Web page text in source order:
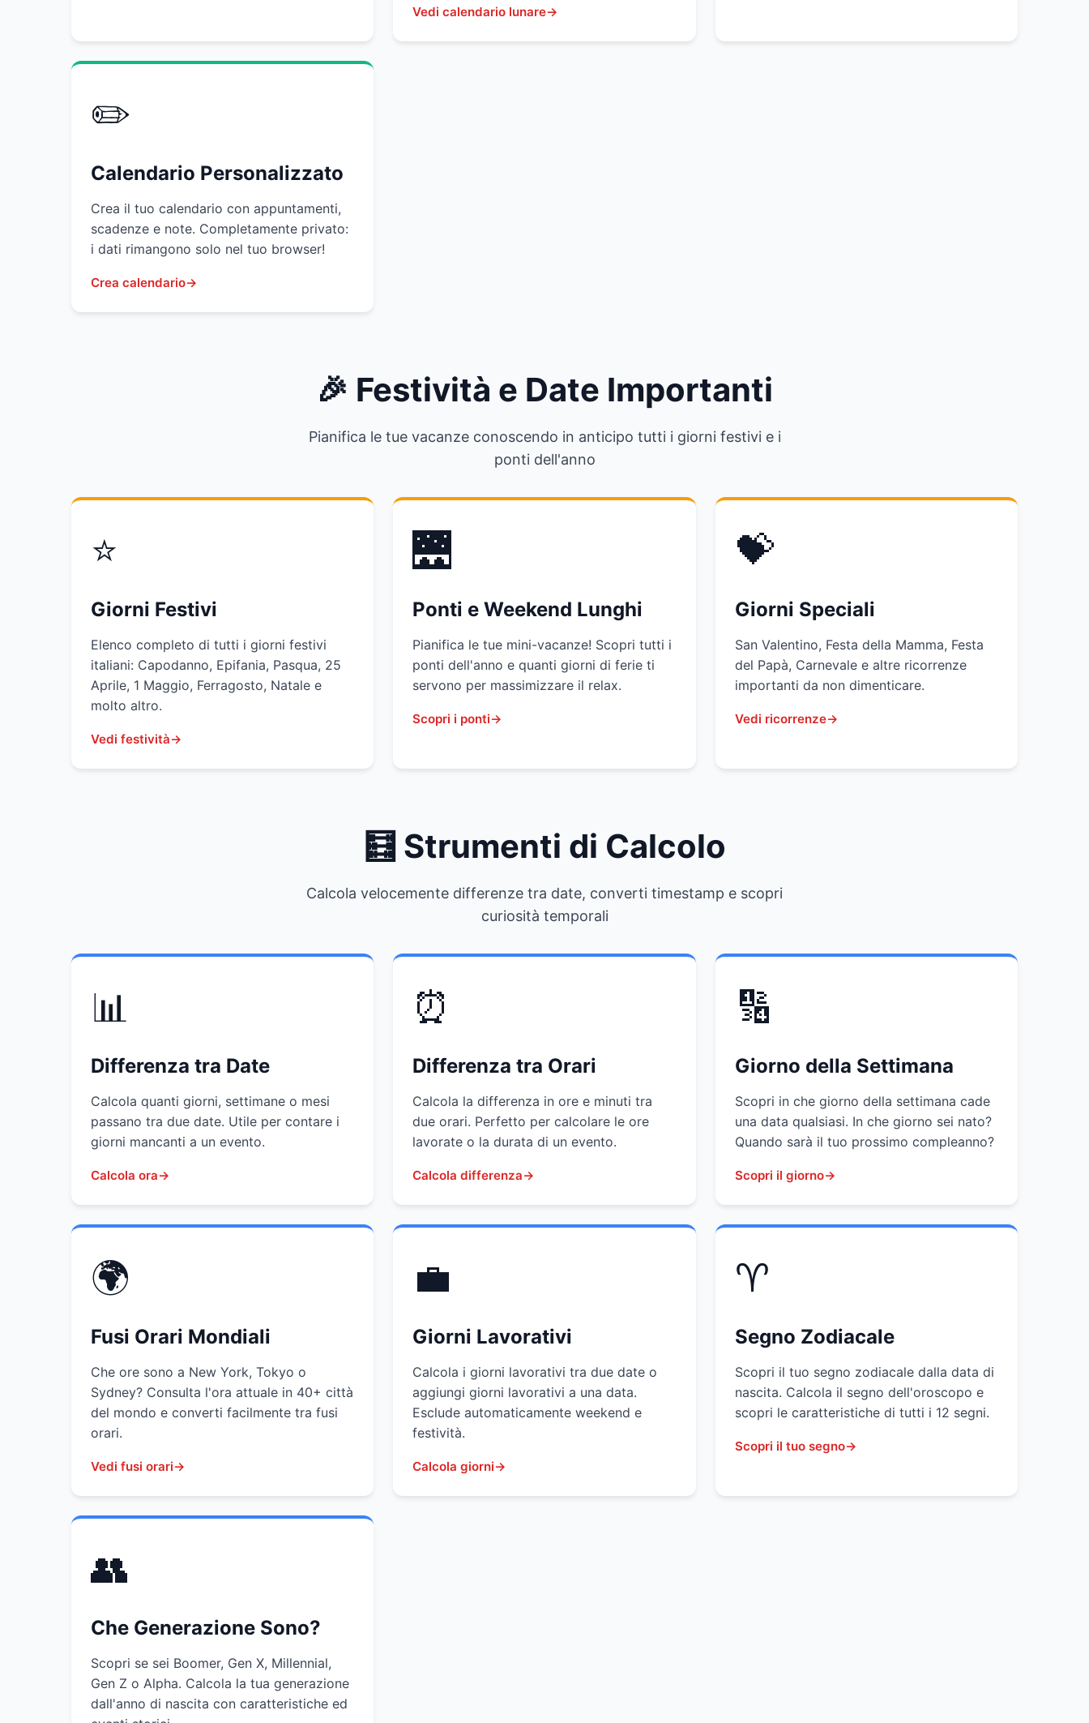
Vedi calendario lunare
✏️
Calendario Personalizzato
Crea il tuo calendario con appuntamenti,
scadenze e note. Completamente privato:
i dati rimangono solo nel tuo browser!
Crea calendario
🎉 Festività e Date Importanti
Pianifica le tue vacanze conoscendo in anticipo tutti i giorni festivi e i
ponti dell'anno
⭐
Giorni Festivi
Elenco completo di tutti i giorni festivi
italiani: Capodanno, Epifania, Pasqua, 25
Aprile, 1 Maggio, Ferragosto, Natale e
molto altro.
Vedi festività
🌉
Ponti e Weekend Lunghi
Pianifica le tue mini-vacanze! Scopri tutti i
ponti dell'anno e quanti giorni di ferie ti
servono per massimizzare il relax.
Scopri i ponti
💝
Giorni Speciali
San Valentino, Festa della Mamma, Festa
del Papà, Carnevale e altre ricorrenze
importanti da non dimenticare.
Vedi ricorrenze
🧮 Strumenti di Calcolo
Calcola velocemente differenze tra date, converti timestamp e scopri
curiosità temporali
📊
Differenza tra Date
Calcola quanti giorni, settimane o mesi
passano tra due date. Utile per contare i
giorni mancanti a un evento.
Calcola ora
⏰
Differenza tra Orari
Calcola la differenza in ore e minuti tra
due orari. Perfetto per calcolare le ore
lavorate o la durata di un evento.
Calcola differenza
🔢
Giorno della Settimana
Scopri in che giorno della settimana cade
una data qualsiasi. In che giorno sei nato?
Quando sarà il tuo prossimo compleanno?
Scopri il giorno
🌍
Fusi Orari Mondiali
Che ore sono a New York, Tokyo o
Sydney? Consulta l'ora attuale in 40+ città
del mondo e converti facilmente tra fusi
orari.
Vedi fusi orari
💼
Giorni Lavorativi
Calcola i giorni lavorativi tra due date o
aggiungi giorni lavorativi a una data.
Esclude automaticamente weekend e
festività.
Calcola giorni
♈
Segno Zodiacale
Scopri il tuo segno zodiacale dalla data di
nascita. Calcola il segno dell'oroscopo e
scopri le caratteristiche di tutti i 12 segni.
Scopri il tuo segno
👥
Che Generazione Sono?
Scopri se sei Boomer, Gen X, Millennial,
Gen Z o Alpha. Calcola la tua generazione
dall'anno di nascita con caratteristiche ed